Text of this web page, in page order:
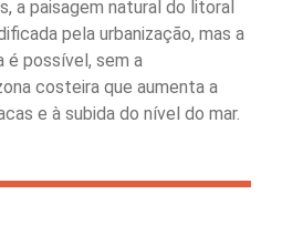
a paisagem natural do litoral
pela urbanização, mas a
é possível, sem a
costeira que aumenta a
e à subida do nível do mar.